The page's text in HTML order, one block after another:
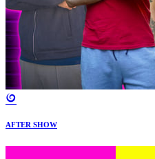
AFTER SHOW